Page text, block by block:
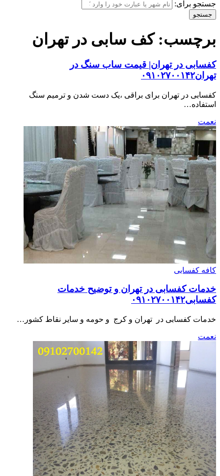
جستجو برای:
برچسب:کف سابی در تهران
کفسابی در تهران| قیمت ساب سنگ در
تهران۰۹۱۰۲۷۰۰۱۴۲
کفسابی در تهران برای براقی ،یک دست شدن و ترمیم سنگ
استفاده…
نعمت
کافه کفسابی
خدمات کفسابی در تهران و توضیح خدمات
کفسابی۰۹۱۰۲۷۰۰۱۴۲
خدمات کفسابی در تهران و کرج و حومه و سایر نقاط کشور…
نعمت